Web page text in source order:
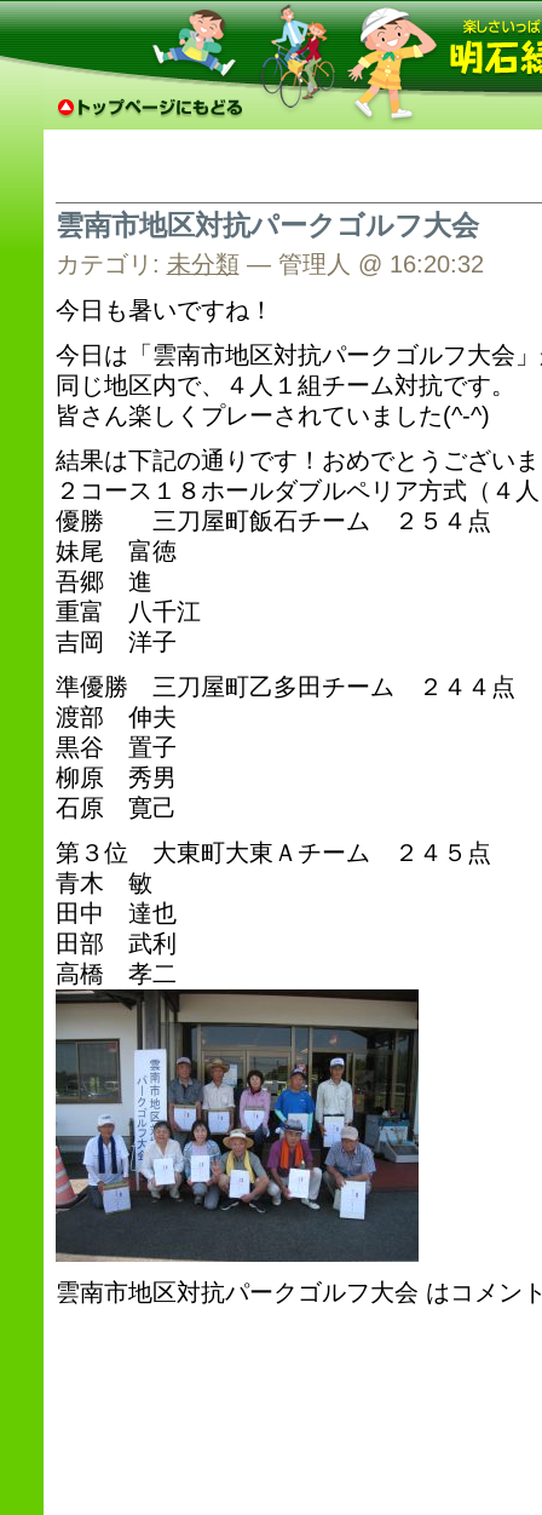
雲南市地区対抗パークゴルフ大会
カテゴリ: 未分類— 管理人 @ 16:20:32
今日も暑いですね！
今日は「雲南市地区対抗パークゴルフ大会
同じ地区内で、４人１組チーム対抗です。
皆さん楽しくプレーされていました(^-^)
結果は下記の通りです！おめでとうござい
２コース１８ホールダブルペリア方式（４
優勝 三刀屋町飯石チーム ２５４点
妹尾 富徳
吾郷 進
重富 八千江
吉岡 洋子
準優勝 三刀屋町乙多田チーム ２４４点
渡部 伸夫
黒谷 置子
柳原 秀男
石原 寛己
第３位 大東町大東Ａチーム ２４５点
青木 敏
田中 達也
田部 武利
高橋 孝二
雲南市地区対抗パークゴルフ大会 は コメン